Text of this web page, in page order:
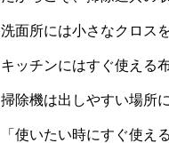
洗面所には小さなクロスを
キッチンにはすぐ使える
掃除機は出しやすい場所
「使いたい時にすぐ使え